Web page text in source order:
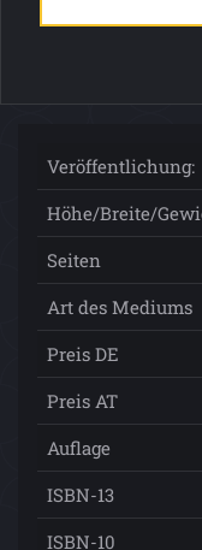
Veröffentlichung:
Höhe/Breite/
Seiten
Art des Mediums
Preis DE
Preis AT
Auflage
ISBN-13
ISBN-10